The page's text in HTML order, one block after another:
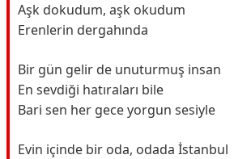
Aşk dokudum, aşk okudum
Erenlerin dergahında
Bir gün gelir de unuturmuş insan
En sevdiği hatıraları bile
Bari sen her gece yorgun sesiyle
Evin içinde bir oda, odada İstanbul